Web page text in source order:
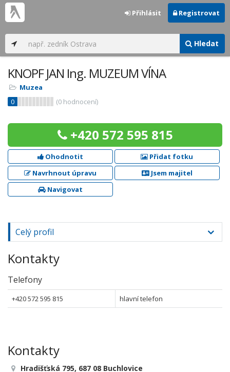
Hledat
Přihlásit Registrovat
KNOPF JAN Ing. MUZEUM VÍNA
Muzea
0
(0 hodnocení)
+420 572 595 815
Ohodnotit
Přidat fotku
Navrhnout úpravu
Jsem majitel
Navigovat
Celý profil
Kontakty
Telefony
+420 572 595 815 hlavní telefon
Kontakty
Hradišťská 795, 687 08 Buchlovice